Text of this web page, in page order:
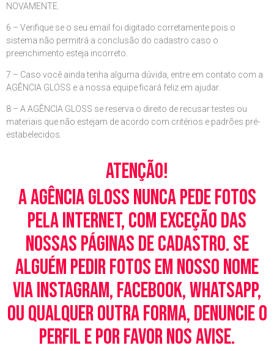
NOVAMENTE.
6 – Verifique se o seu email foi digitado corretamente pois o
sistema não permitrá a conclusão do cadastro caso o
preenchimento esteja incorreto.
7 – Caso você ainda tenha alguma dúvida, entre em contato com a
AGÊNCIA GLOSS e a nossa equipe ficará feliz em ajudar.
8 – A AGÊNCIA GLOSS se reserva o direito de recusar testes ou
materiais que não estejam de acordo com critérios e padrões pré-
estabelecidos.
Atenção!
A Agência Gloss nunca pede fotos
pela Internet, com exceção das
nossas páginas de cadastro. Se
alguém pedir fotos em nosso nome
via Instagram, Facebook, WhatsApp,
ou qualquer outra forma, denuncie o
perfil e por favor nos avise.